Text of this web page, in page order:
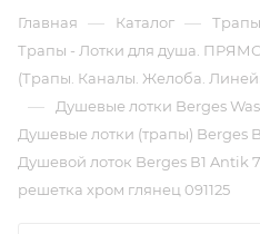
Главная — Каталог —
Трапы - Лотки для душа.
(Трапы. Каналы. Желоба.
— Душевые лотки Berges
Душевые лотки (трапы) Berges
Душевой лоток Berges В1 Antik
решетка хром глянец 091125